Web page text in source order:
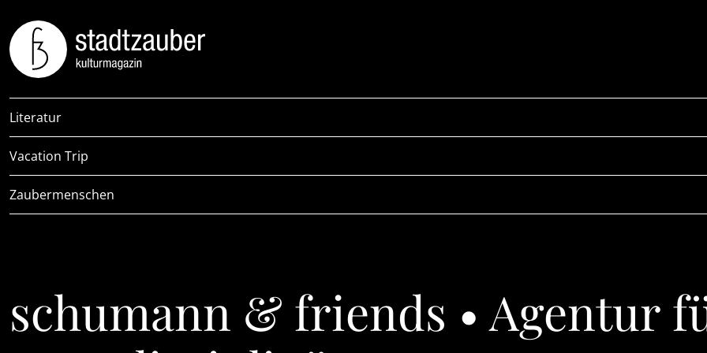
Literatur
Vacation Trip
Zaubermenschen
schumann & friends • Agentur